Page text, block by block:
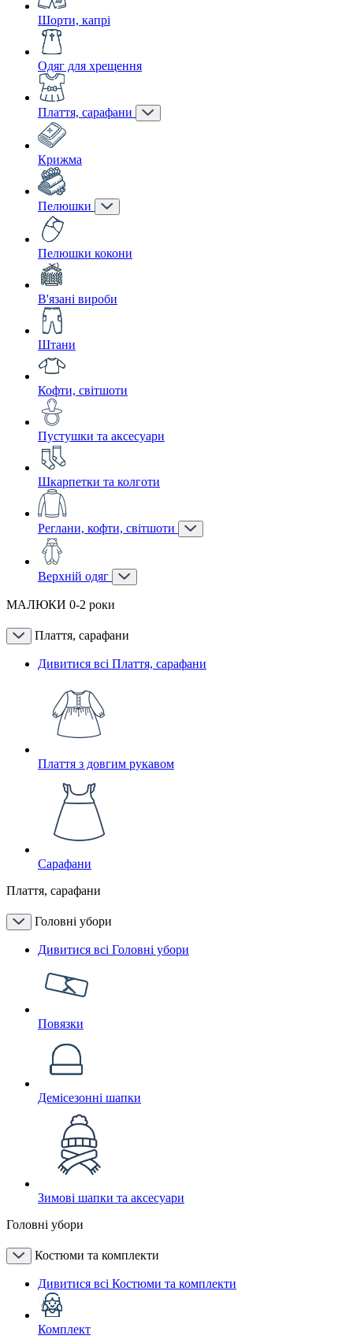
Шорти, капрі
Одяг для хрещення
Плаття, сарафани
Крижма
Пелюшки
Пелюшки кокони
В'язані вироби
Штани
Кофти, світшоти
Пустушки та аксесуари
Шкарпетки та колготи
Реглани, кофти, світшоти
Верхній одяг
МАЛЮКИ 0-2 роки
Плаття, сарафани
Дивитися всі Плаття, сарафани
Плаття з довгим рукавом
Сарафани
Плаття, сарафани
Головні убори
Дивитися всі Головні убори
Повязки
Демісезонні шапки
Зимові шапки та аксесуари
Головні убори
Костюми та комплекти
Дивитися всі Костюми та комплекти
Комплект